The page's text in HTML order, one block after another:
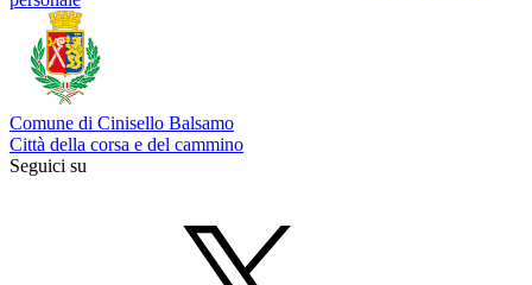
Comune di Cinisello Balsamo
Città della corsa e del cammino
Seguici su